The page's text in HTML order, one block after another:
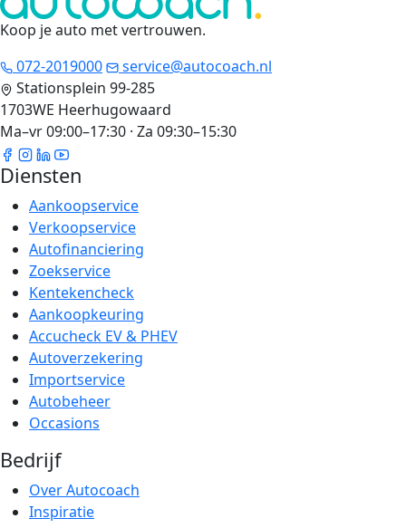
Koop je auto met vertrouwen.
072-2019000
service@autocoach.nl
Stationsplein 99-285
1703WE Heerhugowaard
Ma–vr 09:00–17:30 · Za 09:30–15:30
Diensten
Aankoopservice
Verkoopservice
Autofinanciering
Zoekservice
Kentekencheck
Aankoopkeuring
Accucheck EV & PHEV
Autoverzekering
Importservice
Autobeheer
Occasions
Bedrijf
Over Autocoach
Inspiratie